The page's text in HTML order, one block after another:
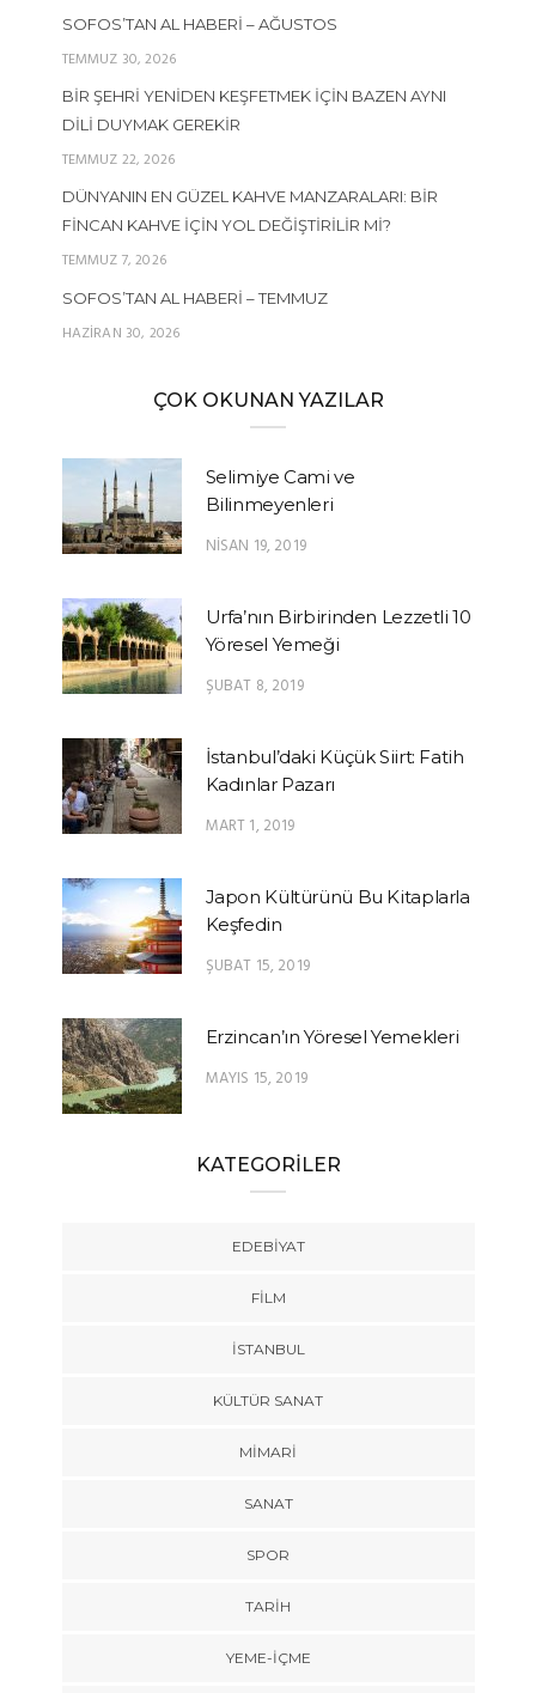
SOFOS’TAN AL HABERI – AĞUSTOS
TEMMUZ 30, 2026
BIR ŞEHRI YENIDEN KEŞFETMEK İÇIN BAZEN AYNI
DILI DUYMAK GEREKIR
TEMMUZ 22, 2026
DÜNYANIN EN GÜZEL KAHVE MANZARALARI: BIR
FINCAN KAHVE İÇIN YOL DEĞIŞTIRILIR MI?
TEMMUZ 7, 2026
SOFOS’TAN AL HABERI – TEMMUZ
HAZIRAN 30, 2026
ÇOK OKUNAN YAZILAR
Selimiye Cami ve
Bilinmeyenleri
NISAN 19, 2019
Urfa’nın Birbirinden Lezzetli 10
Yöresel Yemeği
ŞUBAT 8, 2019
İstanbul’daki Küçük Siirt: Fatih
Kadınlar Pazarı
MART 1, 2019
Japon Kültürünü Bu Kitaplarla
Keşfedin
ŞUBAT 15, 2019
Erzincan’ın Yöresel Yemekleri
MAYIS 15, 2019
KATEGORİLER
EDEBIYAT
FILM
İSTANBUL
KÜLTÜR SANAT
MIMARI
SANAT
SPOR
TARİH
YEME-İÇME